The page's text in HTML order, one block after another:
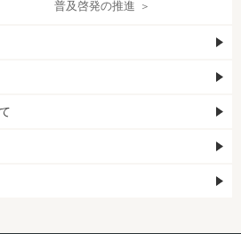
普及啓発の推進